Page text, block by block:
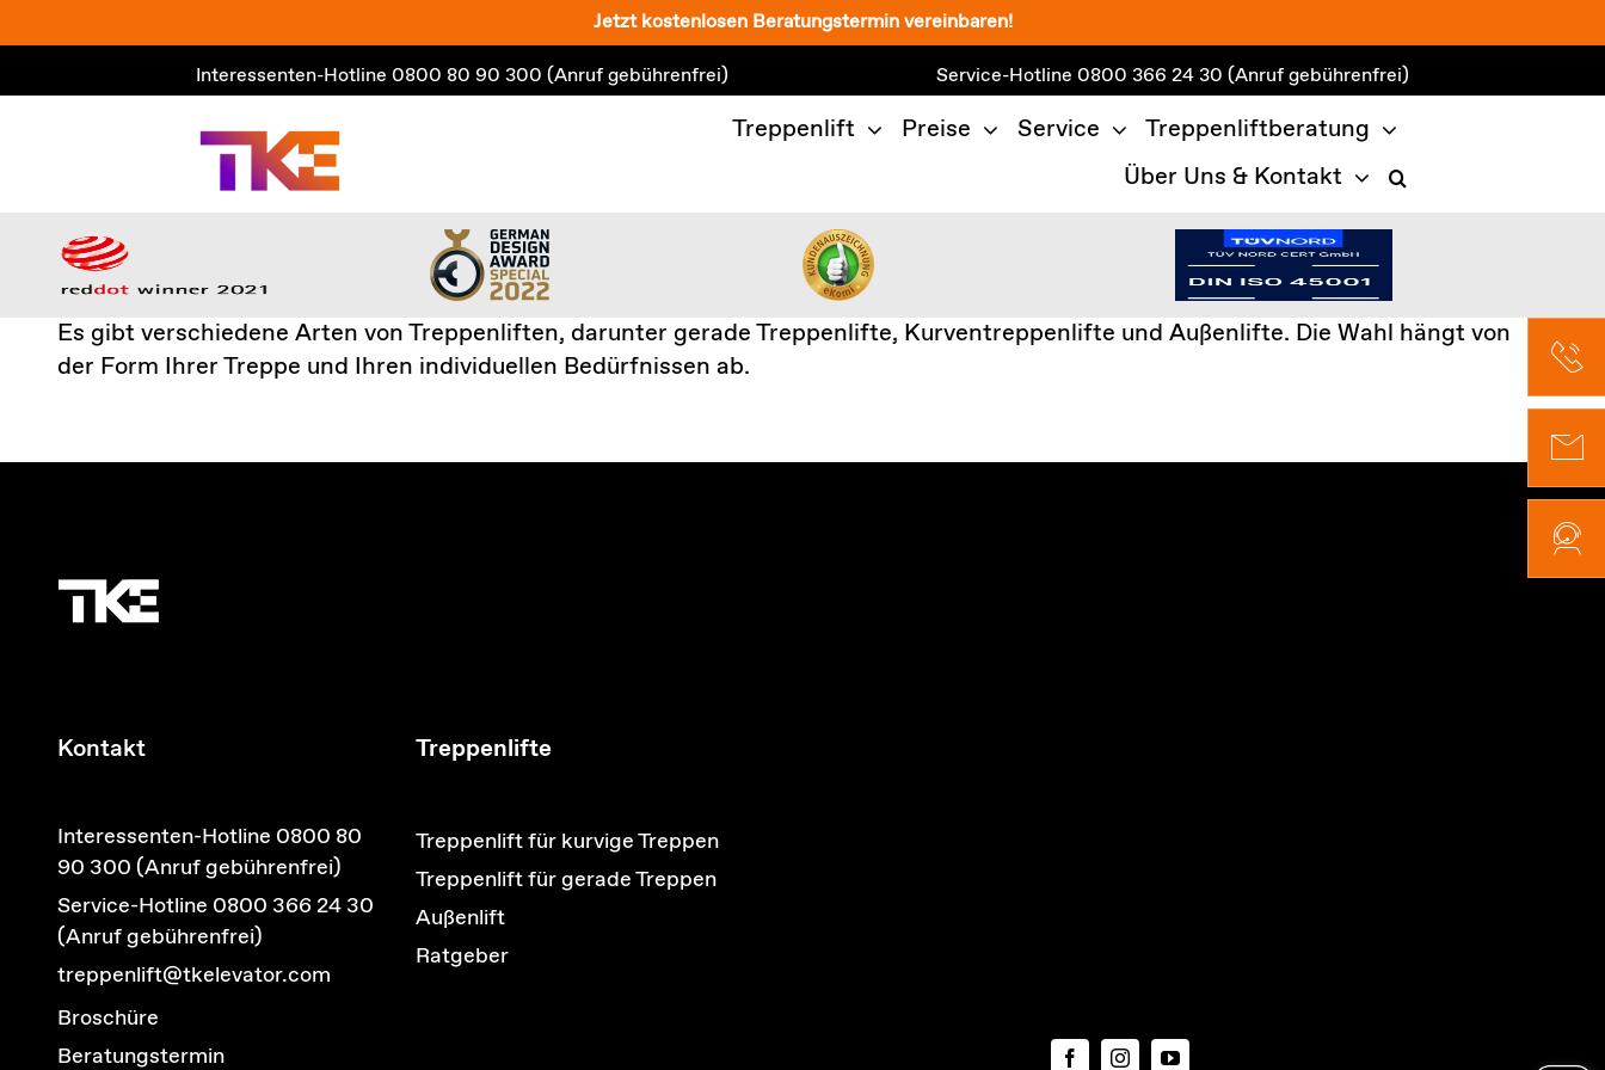
Inhalt
Jetzt kostenlosen Beratungstermin vereinbaren!
Interessenten-Hotline 0800 80 90 300 (Anruf gebührenfrei) Service-Hotline0800 366 24 30 (Anruf gebührenfrei)
Treppenlift Preise Service
Treppenliftberatung
Über Uns & Kontakt
Es gibt verschiedene Arten von Treppenliften, darunter gerade Treppenlifte, Kurventreppenlifte und Außenlifte. Die Wahl hängt von
der Form Ihrer Treppe und Ihren individuellen Bedürfnissen ab.
Kontakt
Interessenten-Hotline 0800 80
90 300 (Anruf gebührenfrei)
Service-Hotline 0800 366 24 30
(Anruf gebührenfrei)
treppenlift@tkelevator.com
Broschüre
Beratungstermin
Treppenlifte
Treppenlift für kurvige Treppen
Treppenlift für gerade Treppen
Außenlift
Ratgeber